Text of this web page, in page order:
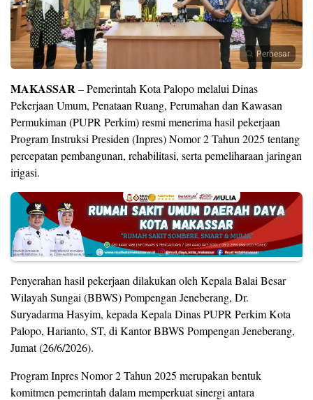
Perbesar
MAKASSAR – Pemerintah Kota Palopo melalui Dinas
Pekerjaan Umum, Penataan Ruang, Perumahan dan Kawasan
Permukiman (PUPR Perkim) resmi menerima hasil pekerjaan
Program Instruksi Presiden (Inpres) Nomor 2 Tahun 2025 tentang
percepatan pembangunan, rehabilitasi, serta pemeliharaan jaringan
irigasi.
Penyerahan hasil pekerjaan dilakukan oleh Kepala Balai Besar
Wilayah Sungai (BBWS) Pompengan Jeneberang, Dr.
Suryadarma Hasyim, kepada Kepala Dinas PUPR Perkim Kota
Palopo, Harianto, ST, di Kantor BBWS Pompengan Jeneberang,
Jumat (26/6/2026).
Program Inpres Nomor 2 Tahun 2025 merupakan bentuk
komitmen pemerintah dalam memperkuat sinergi antara